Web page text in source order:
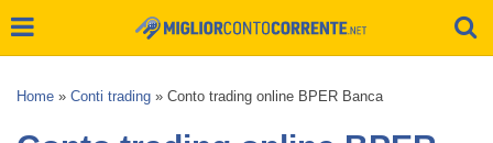
Home » Conti trading » Conto trading online BPER Banca